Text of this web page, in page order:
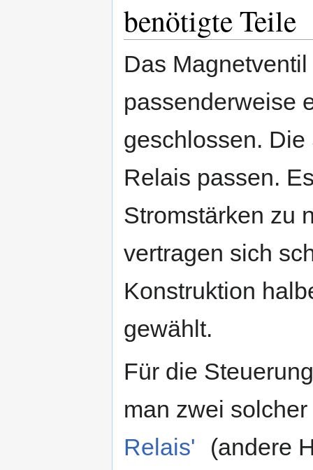
benötigte Teile
Das
passenderweise
geschlossen.
Relais passen.
Stromstärken zu
vertragen sich
Konstruktion
gewählt.
Für die
man zwei solcher
Relais'
(andere